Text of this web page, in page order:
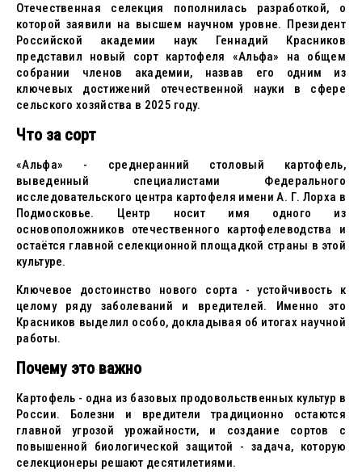
Отечественная селекция пополнилась разработкой, о
которой заявили на высшем научном уровне. Президент
Российской академии наук Геннадий Красников
представил новый сорт картофеля «Альфа» на общем
собрании членов академии, назвав его одним из
ключевых достижений отечественной науки в сфере
сельского хозяйства в 2025 году.
Что за сорт
«Альфа» - среднеранний столовый картофель,
выведенный специалистами Федерального
исследовательского центра картофеля имени А. Г. Лорха в
Подмосковье. Центр носит имя одного из
основоположников отечественного картофелеводства и
остаётся главной селекционной площадкой страны в этой
культуре.
Ключевое достоинство нового сорта - устойчивость к
целому ряду заболеваний и вредителей. Именно это
Красников выделил особо, докладывая об итогах научной
работы.
Почему это важно
Картофель - одна из базовых продовольственных культур в
России. Болезни и вредители традиционно остаются
главной угрозой урожайности, и создание сортов с
повышенной биологической защитой - задача, которую
селекционеры решают десятилетиями.